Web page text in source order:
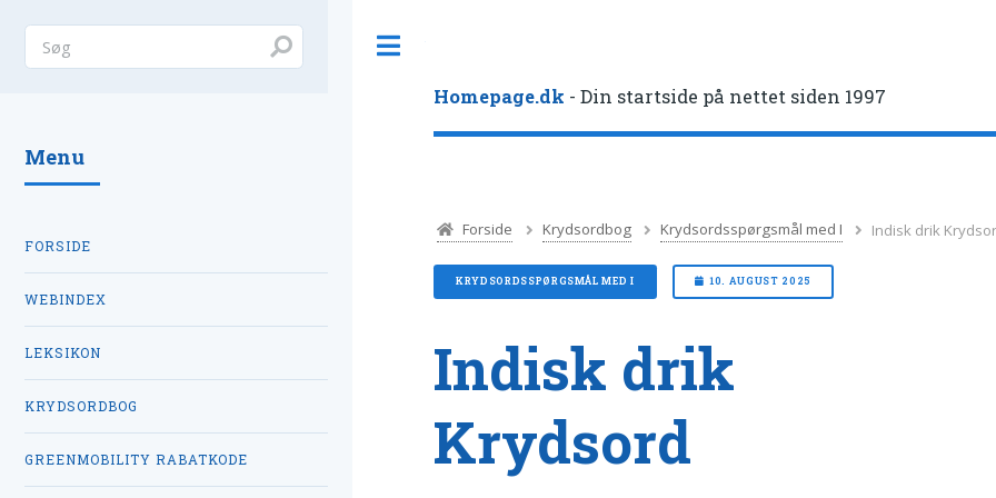
Homepage.dk - Din startside på nettet siden 1997
Forside Krydsordbog Krydsordsspørgsmål med I Indisk drik
KRYDSORDSSPØRGSMÅL MED I 10. AUGUST 2025
Indisk drik
Krydsord
Menu
FORSIDE
WEBINDEX
LEKSIKON
KRYDSORDBOG
GREENMOBILITY RABATKODE